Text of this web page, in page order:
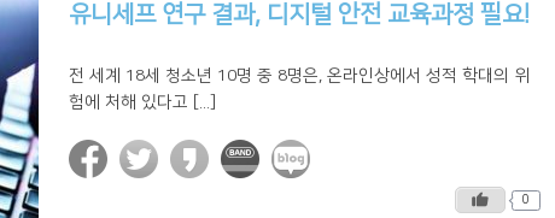
유니세프 연구 결과, 디지털 안전 교육과정 필요!
전 세계 18세 청소년 10명 중 8명은, 온라인상에서 성적 학대의 위
험에 처해 있다고 [...]
0